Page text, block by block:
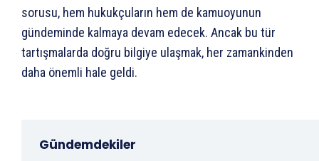
sorusu, hem hukukçuların hem de kamuoyunun
gündeminde kalmaya devam edecek. Ancak bu tür
tartışmalarda doğru bilgiye ulaşmak, her zamankinden
daha önemli hale geldi.
Gündemdekiler